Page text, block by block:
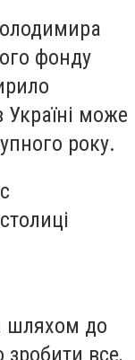
фонду
може
року.
шляхом до
все,